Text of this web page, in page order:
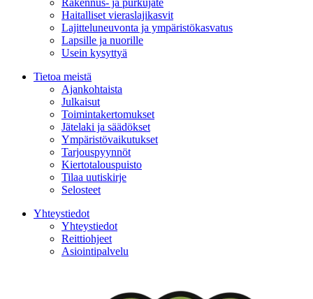
Haitalliset vieraslajikasvit
Lajitteluneuvonta ja ympäristökasvatus
Lapsille ja nuorille
Usein kysyttyä
Tietoa meistä
Ajankohtaista
Julkaisut
Toimintakertomukset
Jätelaki ja säädökset
Ympäristövaikutukset
Tarjouspyynnöt
Kiertotalouspuisto
Tilaa uutiskirje
Selosteet
Yhteystiedot
Yhteystiedot
Reittiohjeet
Asiointipalvelu